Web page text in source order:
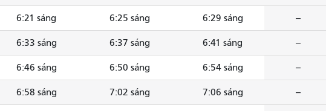
6:21 sáng 6:25 sáng 6:29 sáng --
6:33 sáng 6:37 sáng 6:41 sáng --
6:46 sáng 6:50 sáng 6:54 sáng --
6:58 sáng 7:02 sáng 7:06 sáng --